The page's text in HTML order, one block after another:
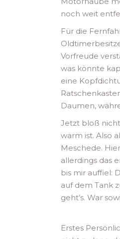
noch weit
Für die
Vorfreude
was könnte
eine
Daumen,
Jetzt bloß
warm ist. Also
Meschede.
allerdings das
bis mir auffiel:
auf dem Tank
geht’s. War
Erstes